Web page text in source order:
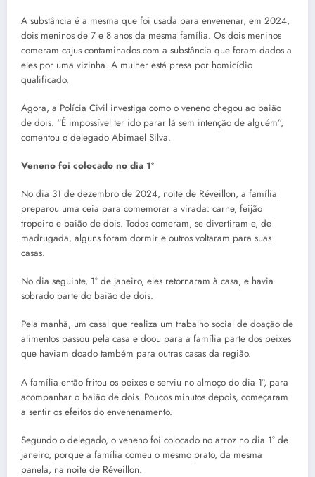
A substância é a mesma que foi usada para envenenar, em 2024,
dois meninos de 7 e 8 anos da mesma família. Os dois meninos
comeram cajus contaminados com a substância que foram dados a
eles por uma vizinha. A mulher está presa por homicídio
qualificado.
Agora, a Polícia Civil investiga como o veneno chegou ao baião
de dois. “É impossível ter ido parar lá sem intenção de alguém”,
comentou o delegado Abimael Silva.
Veneno foi colocado no dia 1º
No dia 31 de dezembro de 2024, noite de Réveillon, a família
preparou uma ceia para comemorar a virada: carne, feijão
tropeiro e baião de dois. Todos comeram, se divertiram e, de
madrugada, alguns foram dormir e outros voltaram para suas
casas.
No dia seguinte, 1º de janeiro, eles retornaram à casa, e havia
sobrado parte do baião de dois.
Pela manhã, um casal que realiza um trabalho social de doação de
alimentos passou pela casa e doou para a família parte dos peixes
que haviam doado também para outras casas da região.
A família então fritou os peixes e serviu no almoço do dia 1º, para
acompanhar o baião de dois. Poucos minutos depois, começaram
a sentir os efeitos do envenenamento.
Segundo o delegado, o veneno foi colocado no arroz no dia 1° de
janeiro, porque a família comeu o mesmo prato, da mesma
panela, na noite de Réveillon.